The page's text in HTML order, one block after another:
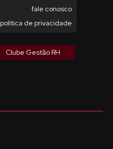
fale conosco
política de privacidade
Clube Gestão RH